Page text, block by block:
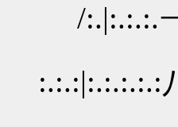
/:.|:.:.:.
:.:.:|:.:.:.:.: